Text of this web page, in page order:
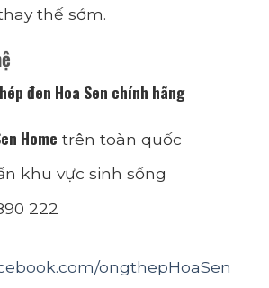
thế sớm.
đen Hoa Sen chính hãng
Home trên toàn quốc
khu vực sinh sống
222
ongthepHoaSen